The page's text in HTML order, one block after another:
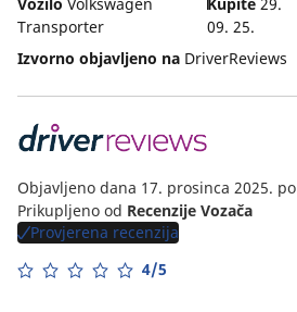
Transporter
09. 25.
Izvorno objavljeno na DriverReviews
Objavljeno dana 17. prosinca 2025. po
Prikupljeno od Recenzije Vozača
Provjerena recenzija
4/5